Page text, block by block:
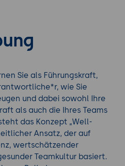
Sie als Führungskraft,
wie Sie
und dabei sowohl Ihre
als auch die Ihres Teams
das Konzept „Well-
Ansatz, der auf
wertschätzender
Teamkultur basiert.